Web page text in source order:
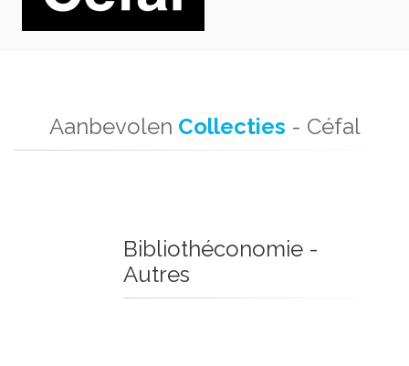
Aanbevolen Collecties - Céfal
Bibliothéconomie -
Autres